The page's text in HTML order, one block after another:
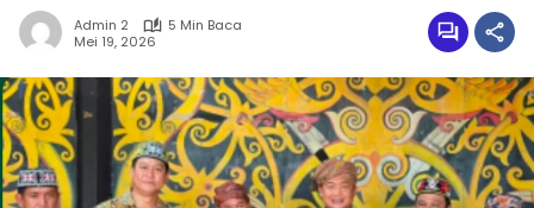
Admin 2
5 Min Baca
Mei 19, 2026